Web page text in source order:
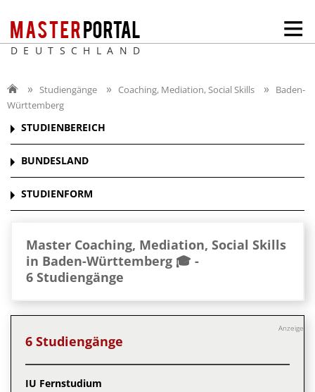
DEUTSCHLAND
Studiengänge Coaching, Mediation, Social Skills
Baden-
Württemberg
STUDIENBEREICH
BUNDESLAND
STUDIENFORM
Master Coaching, Mediation, Social Skills
in Baden-Württemberg 🎓 -
6 Studiengänge
Anzeige
6 Studiengänge
IU Fernstudium